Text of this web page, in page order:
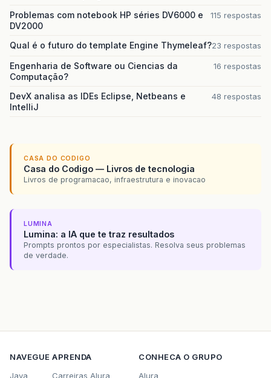
Problemas com notebook HP séries DV6000 e
DV2000
115 respostas
Qual é o futuro do template Engine Thymeleaf?23 respostas
Engenharia de Software ou Ciencias da
Computação?
16 respostas
DevX analisa as IDEs Eclipse, Netbeans e
IntelliJ
48 respostas
CASA DO CODIGO
Casa do Codigo — Livros de tecnologia
Livros de programacao, infraestrutura e inovacao
LUMINA
Lumina: a IA que te traz resultados
Prompts prontos por especialistas. Resolva seus problemas
de verdade.
NAVEGUE
Java
APRENDA
Carreiras Alura
CONHECA O GRUPO
Alura